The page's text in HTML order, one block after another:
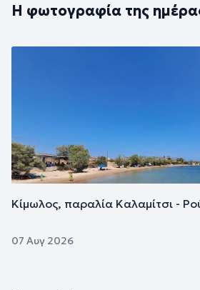
Η φωτογραφία της
Κίμωλος, παραλία Καλαμίτσι -
07 Αυγ 2026